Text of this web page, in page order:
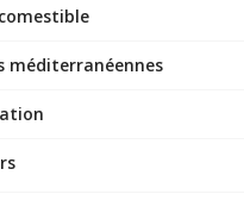
méditerranéennes